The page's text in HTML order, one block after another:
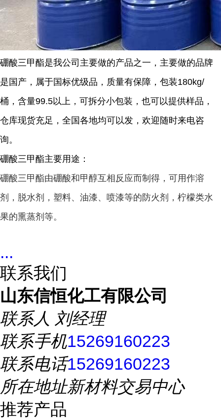
硼酸三甲酯是我公司主要做的产品之一，主要做的品牌
是国产，属于国标优级品，质量有保障，包装180kg/
桶，含量99.5以上，可拆分小包装，也可以提供样品，
仓库现货充足，全国各地均可以发，欢迎随时来电咨
询。
硼酸三甲酯主要用途：
硼酸三甲酯由硼酸和甲醇互相反应而制得，可用作溶
剂，脱水剂，塑料、油漆、喷漆等的防火剂，柠檬类水
果的熏蒸剂等。
...
联系我们
山东信恒化工有限公司
联系人 刘经理
联系手机15269160223
联系电话15269160223
所在地址新材料交易中心
推荐产品